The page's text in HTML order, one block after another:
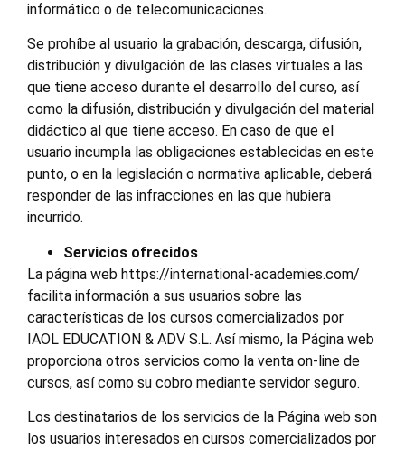
informático o de telecomunicaciones.
Se prohíbe al usuario la grabación, descarga, difusión,
distribución y divulgación de las clases virtuales a las
que tiene acceso durante el desarrollo del curso, así
como la difusión, distribución y divulgación del material
didáctico al que tiene acceso. En caso de que el
usuario incumpla las obligaciones establecidas en este
punto, o en la legislación o normativa aplicable, deberá
responder de las infracciones en las que hubiera
incurrido.
Servicios ofrecidos
La página web https://international-academies.com/
facilita información a sus usuarios sobre las
características de los cursos comercializados por
IAOL EDUCATION & ADV S.L. Así mismo, la Página web
proporciona otros servicios como la venta on-line de
cursos, así como su cobro mediante servidor seguro.
Los destinatarios de los servicios de la Página web son
los usuarios interesados en cursos comercializados por